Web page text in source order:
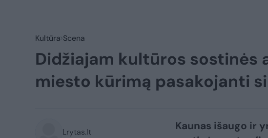
Kultūra Scena
Didžiajam kultūros sostinės
miesto kūrimą pasakojanti
Lrytas.lt
Kaunas išaugo ir